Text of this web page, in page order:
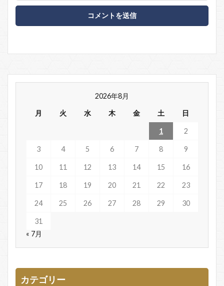
2026年8月
月
火 水 木 金 土 日
1 2
3 4 5 6 7 8 9
10 11 12 13 14 15 16
17 18 19 20 21 22 23
24 25 26 27 28 29 30
31
« 7月
カテゴリー